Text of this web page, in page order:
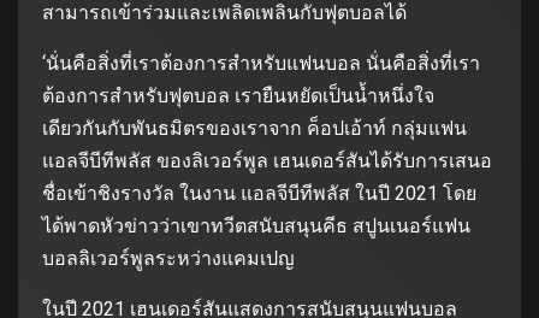
สามารถเข้าร่วมและเพลิดเพลินกับฟุตบอลได้
‘นั่นคือสิ่งที่เราต้องการสำหรับแฟนบอล นั่นคือสิ่งที่เรา
ต้องการสำหรับฟุตบอล เรายืนหยัดเป็นน้ำหนึ่งใจ
เดียวกันกับพันธมิตรของเราจาก ค็อปเอ้าท์ กลุ่มแฟน
แอลจีบีทีพลัส ของลิเวอร์พูล เฮนเดอร์สันได้รับการเสนอ
ชื่อเข้าชิงรางวัล ในงาน แอลจีบีทีพลัส ในปี 2021 โดย
ได้พาดหัวข่าวว่าเขาทวีตสนับสนุนคีธ สปูนเนอร์แฟน
บอลลิเวอร์พูลระหว่างแคมเปญ
ในปี 2021 เฮนเดอร์สันแสดงการสนับสนุนแฟนบอล